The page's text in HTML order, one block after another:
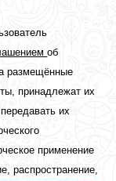
об
размещённые
принадлежат их
их
применение
распространение,